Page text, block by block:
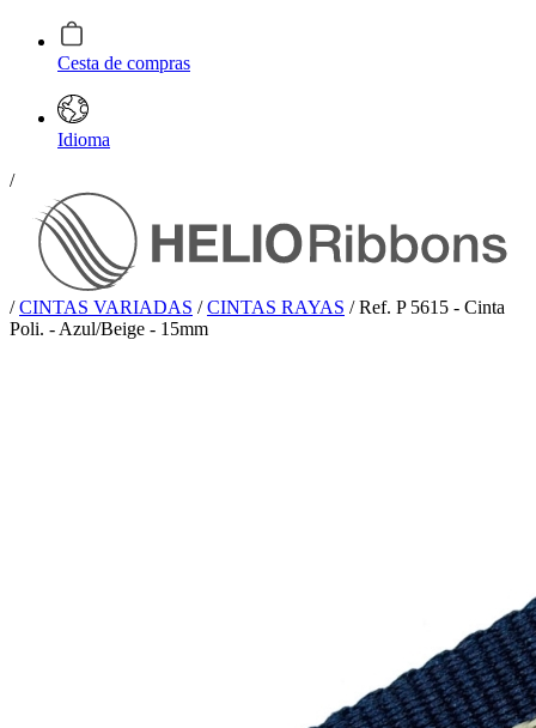
Cesta de compras
Idioma
/
/ CINTAS VARIADAS / CINTAS RAYAS / Ref. P 5615 - Cinta
Poli. - Azul/Beige - 15mm